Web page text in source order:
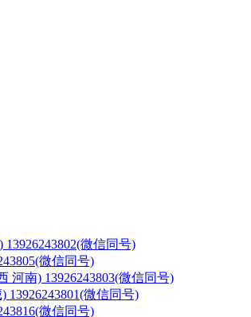
13926243802(微信同号)
微信同号)
河南) 13926243803(微信同号)
) 13926243801(微信同号)
微信同号)